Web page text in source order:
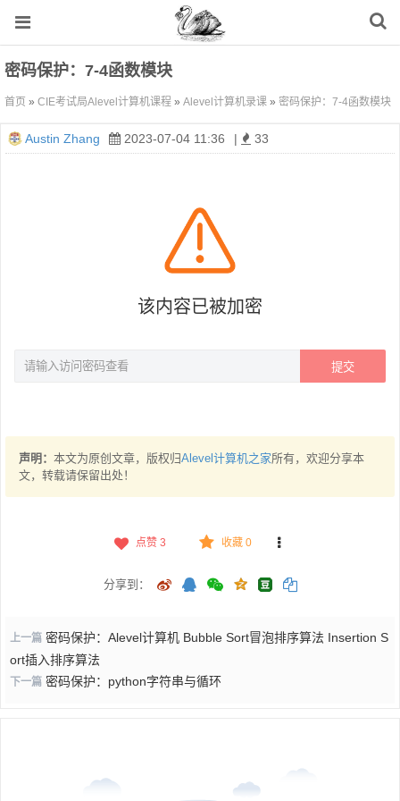
密码保护：7-4函数模块
首页 » CIE考试局Alevel计算机课程 » Alevel计算机录课 » 密码保护：7-4函数模块
Austin Zhang 2023-07-04 11:36 | 33
该内容已被加密
提交
声明： 本文为原创文章，版权归Alevel计算机之家所有，欢迎分享本
文，转载请保留出处！
点赞 3 收藏 0
分享到：
上一篇 密码保护：Alevel计算机 Bubble Sort冒泡排序算法 Insertion S
ort插入排序算法
下一篇 密码保护：python字符串与循环